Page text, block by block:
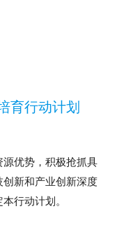
育行动计划
优势，积极抢抓具
新和产业创新深度
行动计划。